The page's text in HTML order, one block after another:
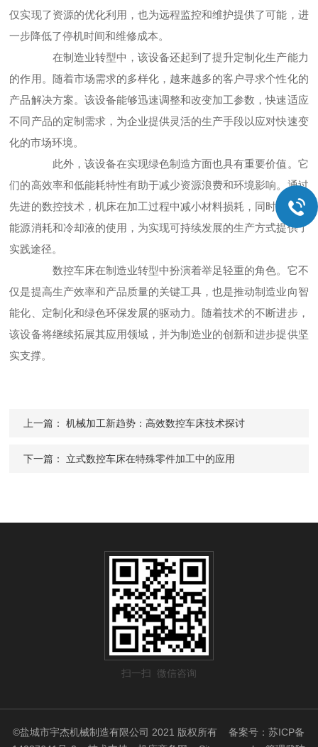
仅实现了资源的优化利用，也为远程监控和维护提供了可能，进
一步降低了停机时间和维修成本。
在制造业转型中，该设备还起到了提升定制化生产能力
的作用。随着市场需求的多样化，越来越多的客户寻求个性化的
产品解决方案。该设备能够迅速调整和改变加工参数，快速适应
不同产品的定制需求，为企业提供灵活的生产手段以应对快速变
化的市场环境。
此外，该设备在实现绿色制造方面也具有重要价值。它
们的高效率和低能耗特性有助于减少资源浪费和环境影响。通过
先进的数控技术，机床在加工过程中减小材料损耗，同时减少了
能源消耗和冷却液的使用，为实现可持续发展的生产方式提供了
实践途径。
数控车床在制造业转型中扮演着举足轻重的角色。它不
仅是提高生产效率和产品质量的关键工具，也是推动制造业向智
能化、定制化和绿色环保发展的驱动力。随着技术的不断进步，
该设备将继续拓展其应用领域，并为制造业的创新和进步提供坚
实支撑。
上一篇：机械加工新趋势：高效数控车床技术探讨
下一篇： 立式数控车床在特殊零件加工中的应用
扫一扫 微信咨询
©盐城市宇杰机械制造有限公司 2021 版权所有备案号：苏ICP备